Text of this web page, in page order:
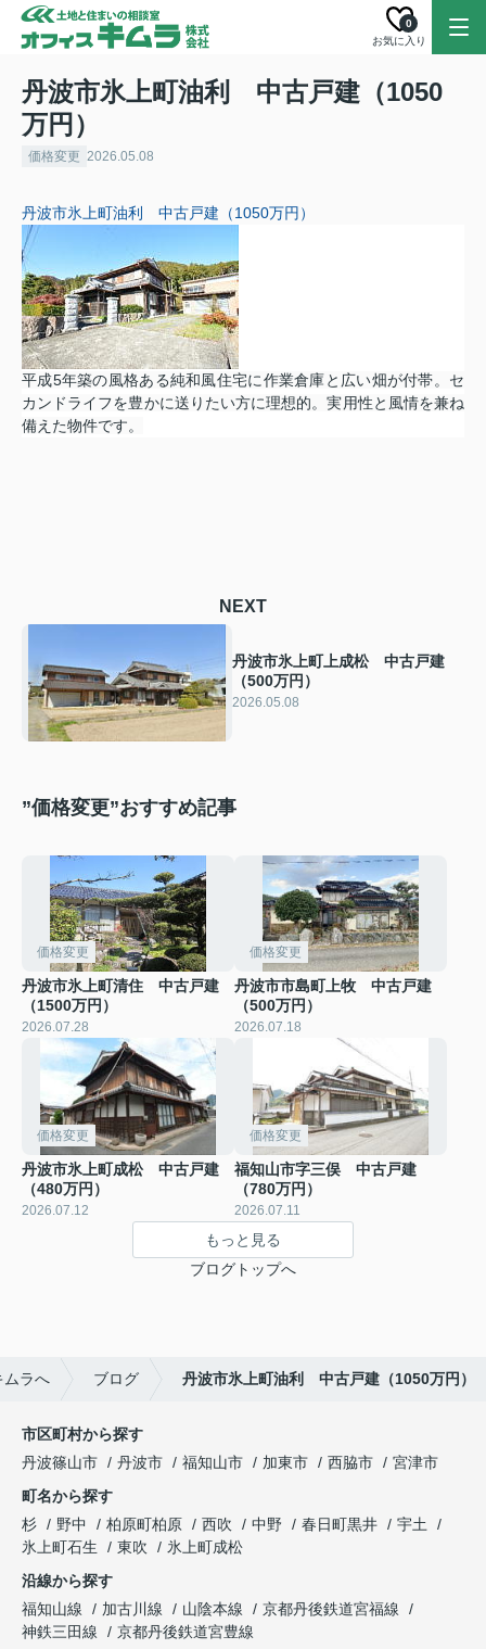
お気に入り
0
丹波市氷上町油利 中古戸建（1050
万円）
価格変更 2026.05.08
丹波市氷上町油利 中古戸建（1050万円）
平成5年築の風格ある純和風住宅に作業倉庫と広い畑が付帯。セ
カンドライフを豊かに送りたい方に理想的。実用性と風情を兼ね
備えた物件です。
NEXT
丹波市氷上町上成松 中古戸建
（500万円）
2026.05.08
”価格変更”おすすめ記事
価格変更
丹波市氷上町清住 中古戸建
（1500万円）
2026.07.28
価格変更
丹波市市島町上牧 中古戸建
（500万円）
2026.07.18
価格変更
丹波市氷上町成松 中古戸建
（480万円）
2026.07.12
価格変更
福知山市字三俣 中古戸建
（780万円）
2026.07.11
もっと見る
ブログトップへ
ムラへ ブログ 丹波市氷上町油利 中古戸建（1050万円）
市区町村から探す
丹波篠山市
丹波市 福知山市 加東市 西脇市
宮津市
町名から探す
杉
野中 柏原町柏原 西吹 中野 春日町黒井
宇土
氷上町石生
東吹
氷上町成松
沿線から探す
福知山線
加古川線 山陰本線
京都丹後鉄道宮福線
神鉄三田線
京都丹後鉄道宮豊線